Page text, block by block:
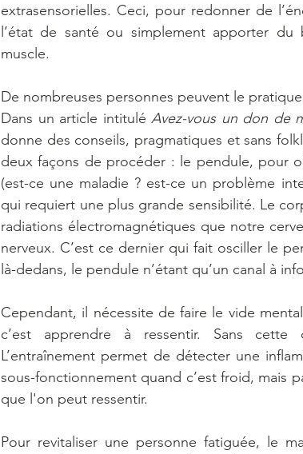
extrasensorielles. Ceci, pour redonner de
l’état de santé ou simplement apporter
muscle.
De nombreuses personnes peuvent le
Dans un article intitulé Avez-vous un don de
donne des conseils, pragmatiques et sans
deux façons de procéder : le pendule, pour
(est-ce une maladie ? est-ce un problème
qui requiert une plus grande sensibilité. Le
radiations électromagnétiques que notre
nerveux. C’est ce dernier qui fait osciller le
là-dedans, le pendule n’étant qu’un canal à
Cependant, il nécessite de faire le vide
c’est apprendre à ressentir. Sans
L’entraînement permet de détecter une
sous-fonctionnement quand c’est froid, mais
que l'on peut ressentir.
Pour revitaliser une personne fatiguée, le